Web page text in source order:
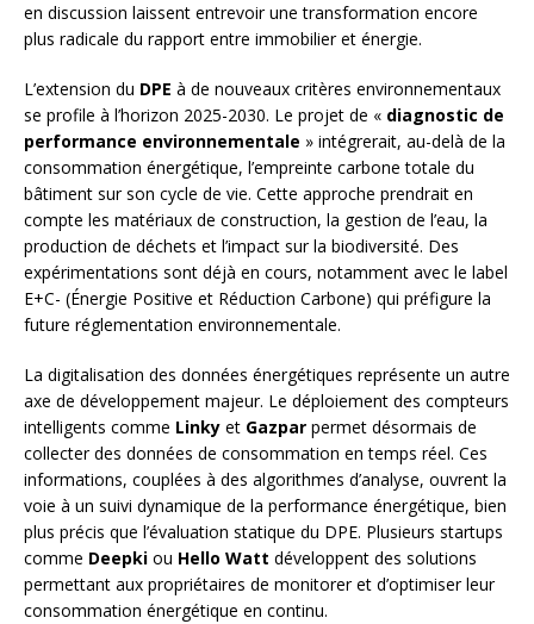
en discussion laissent entrevoir une transformation encore
plus radicale du rapport entre immobilier et énergie.
L’extension du DPE à de nouveaux critères environnementaux
se profile à l’horizon 2025-2030. Le projet de « diagnostic de
performance environnementale » intégrerait, au-delà de la
consommation énergétique, l’empreinte carbone totale du
bâtiment sur son cycle de vie. Cette approche prendrait en
compte les matériaux de construction, la gestion de l’eau, la
production de déchets et l’impact sur la biodiversité. Des
expérimentations sont déjà en cours, notamment avec le label
E+C- (Énergie Positive et Réduction Carbone) qui préfigure la
future réglementation environnementale.
La digitalisation des données énergétiques représente un autre
axe de développement majeur. Le déploiement des compteurs
intelligents comme Linky et Gazpar permet désormais de
collecter des données de consommation en temps réel. Ces
informations, couplées à des algorithmes d’analyse, ouvrent la
voie à un suivi dynamique de la performance énergétique, bien
plus précis que l’évaluation statique du DPE. Plusieurs startups
comme Deepki ou Hello Watt développent des solutions
permettant aux propriétaires de monitorer et d’optimiser leur
consommation énergétique en continu.